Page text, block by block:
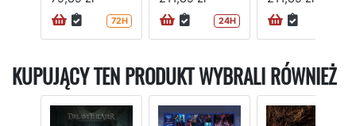
72H 24H
KUPUJĄCY TEN PRODUKT WYBRALI RÓWNIEŻ